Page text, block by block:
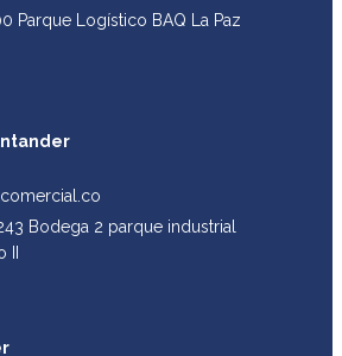
Parque Logístico BAQ La Paz
Bodega 2 parque industrial